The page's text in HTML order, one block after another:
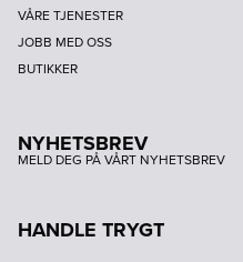
VÅRE TJENESTER
JOBB MED OSS
BUTIKKER
NYHETSBREV
MELD DEG PÅ VÅRT NYHETSBREV
HANDLE TRYGT